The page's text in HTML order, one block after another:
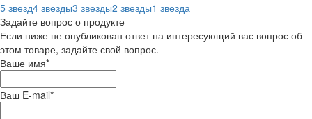
5 звезд4 звезды3 звезды2 звезды1 звезда
Задайте вопрос о продукте
Если ниже не опубликован ответ на интересующий вас вопрос об
этом товаре, задайте свой вопрос.
Ваше имя*
Ваш E-mail*